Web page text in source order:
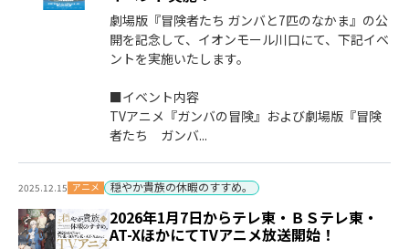
劇場版『冒険者たち ガンバと7匹のなかま』の公
開を記念して、イオンモール川口にて、下記イベ
ントを実施いたします。
■イベント内容
TVアニメ『ガンバの冒険』および劇場版『冒険
者たち ガンバ...
2025.12.15 アニメ 穏やか貴族の休暇のすすめ。
2026年1月7日からテレ東・ＢＳテレ東・
AT-XほかにてTVアニメ放送開始！